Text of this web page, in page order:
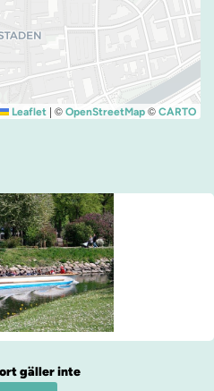
Leaflet | © OpenStreetMap © CARTO
gäller inte